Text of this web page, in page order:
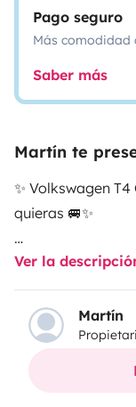
Pago seguro
Más comodidad
Saber más
Martín te
✨ Volkswagen
quieras 🚐✨
📍 Santander
¿Buscas una
libertad de viajar
Combi, lista
Ver la
Martín